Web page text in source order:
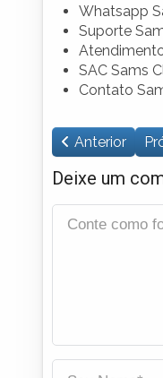
Whatsapp
Suporte
SAC Sams
Contato
Anterior
Deixe um